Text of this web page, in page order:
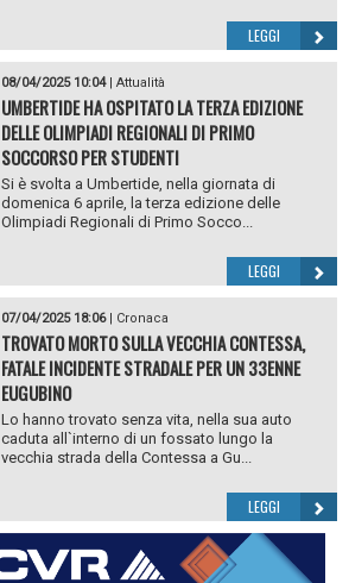
LEGGI
08/04/2025 10:04| Attualità
UMBERTIDE HA OSPITATO LA TERZA EDIZIONE
DELLE OLIMPIADI REGIONALI DI PRIMO
SOCCORSO PER STUDENTI
Si è svolta a Umbertide, nella giornata di
domenica 6 aprile, la terza edizione delle
Olimpiadi Regionali di Primo Socco...
LEGGI
07/04/2025 18:06| Cronaca
TROVATO MORTO SULLA VECCHIA CONTESSA,
FATALE INCIDENTE STRADALE PER UN 33ENNE
EUGUBINO
Lo hanno trovato senza vita, nella sua auto
caduta all`interno di un fossato lungo la
vecchia strada della Contessa a Gu...
LEGGI